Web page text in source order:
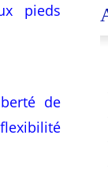
pieds
de